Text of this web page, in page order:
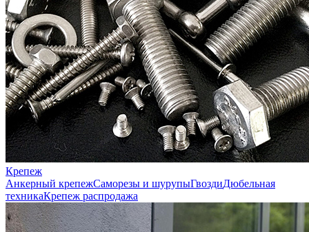
Крепеж
Анкерный крепежСаморезы и шурупыГвоздиДюбельная
техникаКрепеж распродажа